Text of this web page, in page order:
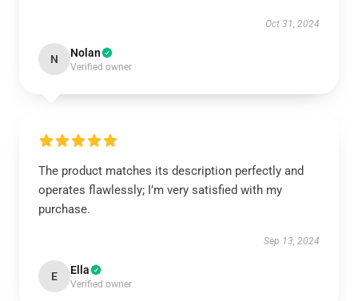
Oct 31, 2024
N Nolan
Verified owner
The product matches its description perfectly and
operates flawlessly; I’m very satisfied with my
purchase.
Sep 13, 2024
E Ella
Verified owner